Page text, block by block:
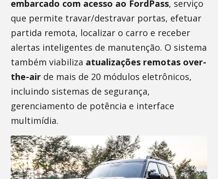
embarcado com acesso ao FordPass, serviço
que permite travar/destravar portas, efetuar
partida remota, localizar o carro e receber
alertas inteligentes de manutenção. O sistema
também viabiliza atualizações remotas over-
the-air de mais de 20 módulos eletrônicos,
incluindo sistemas de segurança,
gerenciamento de potência e interface
multimídia.